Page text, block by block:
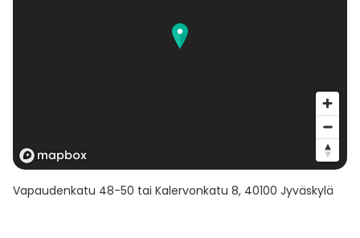
Vapaudenkatu 48-50 tai Kalervonkatu 8, 40100 Jyväskylä